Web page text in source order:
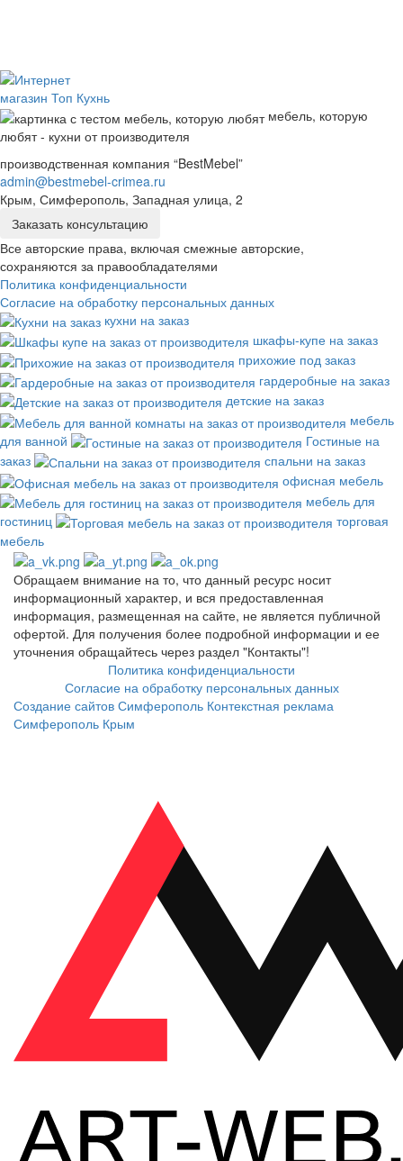
мебель, которую
любят - кухни от производителя
производственная компания “BestMebel”
admin@bestmebel-crimea.ru
Крым, Симферополь, Западная улица, 2
Заказать консультацию
Все авторские права, включая смежные авторские,
сохраняются за правообладателями
Политика конфиденциальности
Согласие на обработку персональных данных
кухни на заказ
шкафы-купе на заказ
прихожие под заказ
гардеробные на заказ
детские на заказ
мебель
для ванной
Гостиные на
заказ
спальни на заказ
офисная мебель
мебель для
гостиниц
торговая
мебель
Обращаем внимание на то, что данный ресурс носит
информационный характер, и вся предоставленная
информация, размещенная на сайте, не является публичной
офертой. Для получения более подробной информации и ее
уточнения обращайтесь через раздел "Контакты"!
Политика конфиденциальности
Согласие на обработку персональных данных
Создание сайтов Симферополь Контекстная реклама
Симферополь Крым